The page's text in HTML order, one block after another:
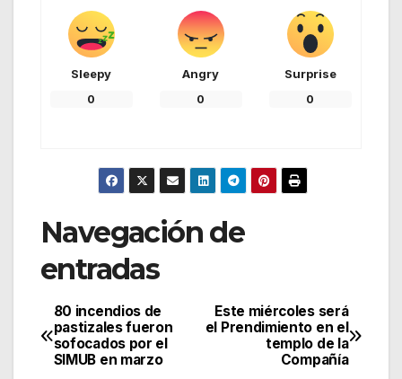
Sleepy
0
Angry
0
Surprise
0
Navegación de
entradas
Este miércoles será
el Prendimiento en el
templo de la
Compañía
80 incendios de
pastizales fueron
sofocados por el
SIMUB en marzo